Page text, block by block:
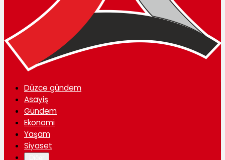
Düzce gündem
Asayiş
Gündem
Ekonomi
Yaşam
Siyaset